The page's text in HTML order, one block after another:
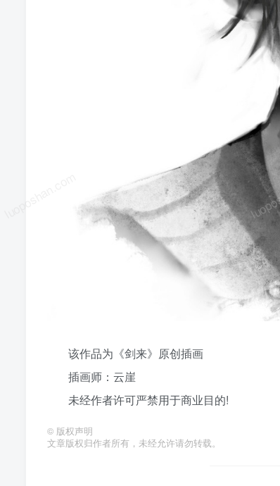
该作品为《剑来》原创插画
插画师：云崖
未经作者许可严禁用于商业目的!
© 版权声明
文章版权归作者所有，未经允许请勿转载。